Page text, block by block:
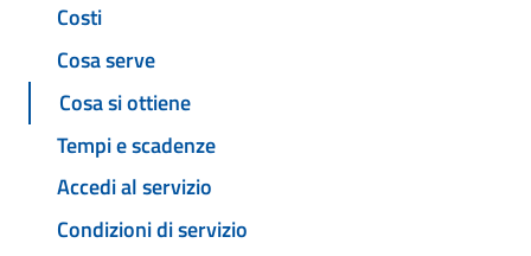
Costi
Cosa serve
Cosa si ottiene
Tempi e scadenze
Accedi al servizio
Condizioni di servizio